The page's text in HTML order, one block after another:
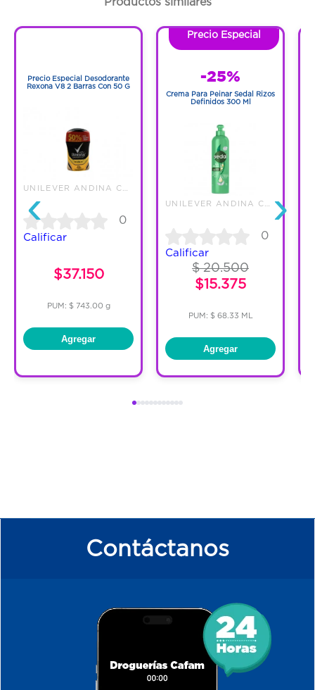
‹
Precio Especial Desodorante
Rexona V8 2 Barras Con 50 G
0
Calificar
$37.150
PUM: $ 743.00 g
Agregar
Precio Especial
-25%
Crema Para Peinar Sedal Rizos
Definidos 300 Ml
0
Calificar
$ 20.500
$15.375
PUM: $ 68.33 ML
Agregar
›
Contáctanos